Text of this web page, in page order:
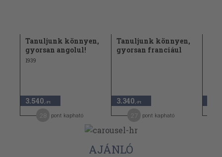
Tanuljunk könnyen,
gyorsan angolul!
1939
3.540 ,-Ft
pont kapható
Tanuljunk könnyen,
gyorsan franciául
3.340 ,-Ft
pont kapható
AJÁNLÓ